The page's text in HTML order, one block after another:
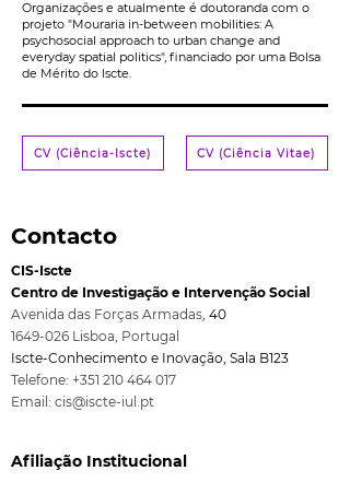
Organizações e atualmente é doutoranda com o
projeto "Mouraria in-between mobilities: A
psychosocial approach to urban change and
everyday spatial politics", financiado por uma Bolsa
de Mérito do Iscte.
CV (Ciência-Iscte) CV (Ciência Vitae)
Contacto
CIS-Iscte
Centro de Investigação e Intervenção Social
Avenida das Forças Armadas, 40
1649-026 Lisboa, Portugal
Iscte-Conhecimento e Inovação, Sala B123
Telefone: +351 210 464 017
Email: cis@iscte-iul.pt
Afiliação Institucional